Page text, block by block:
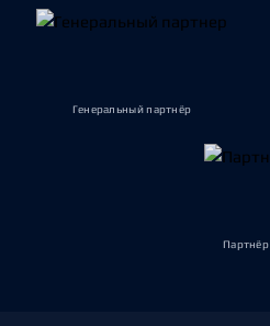
Генеральный партнёр
Партнёр